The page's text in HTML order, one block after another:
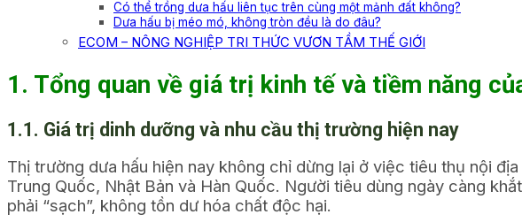
Có thể trồng dưa hấu liên tục trên cùng một mảnh đất không?
Dưa hấu bị méo mó, không tròn đều là do đâu?
ECOM – NÔNG NGHIỆP TRI THỨC VƯƠN TẦM THẾ GIỚI
1. Tổng quan về giá trị kinh tế và tiềm năng
1.1. Giá trị dinh dưỡng và nhu cầu thị trường hiện nay
Thị trường dưa hấu hiện nay không chỉ dừng lại ở việc tiêu thụ nội
Trung Quốc, Nhật Bản và Hàn Quốc. Người tiêu dùng ngày càng
phải “sạch”, không tồn dư hóa chất độc hại.